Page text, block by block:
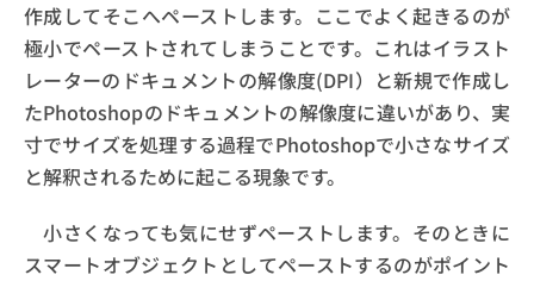
作成してそこへペーストします。ここでよく起きるのが
極小でペーストされてしまうことです。これはイラスト
レーターのドキュメントの解像度(DPI）と新規で作成し
たPhotoshopのドキュメントの解像度に違いがあり、実
寸でサイズを処理する過程でPhotoshopで小さなサイズ
と解釈されるために起こる現象です。
小さくなっても気にせずペーストします。そのときに
スマートオブジェクトとしてペーストするのがポイント